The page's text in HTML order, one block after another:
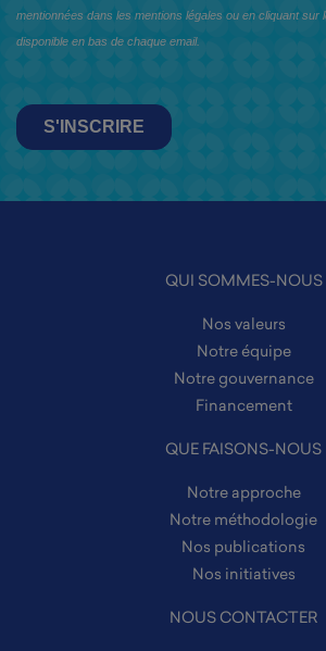
QUI SOMMES-NOUS
Nos valeurs
Notre équipe
Notre gouvernance
Financement
QUE FAISONS-NOUS
Notre approche
Notre méthodologie
Nos publications
Nos initiatives
NOUS CONTACTER